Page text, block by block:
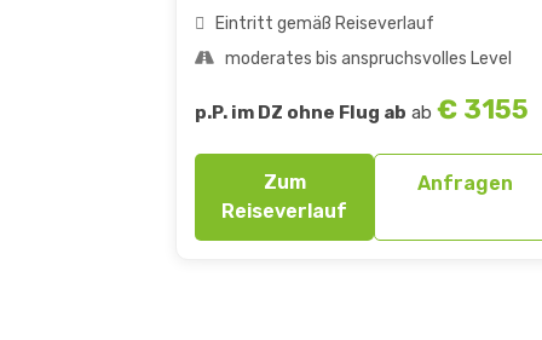
Eintritt gemäß Reiseverlauf
moderates bis anspruchsvolles Level
p.P. im DZ ohne Flug ab ab € 3155
Zum
Reiseverlauf
Anfragen